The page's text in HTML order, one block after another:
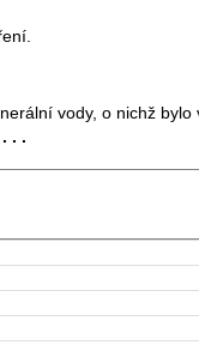
vody, o nichž bylo
. . .